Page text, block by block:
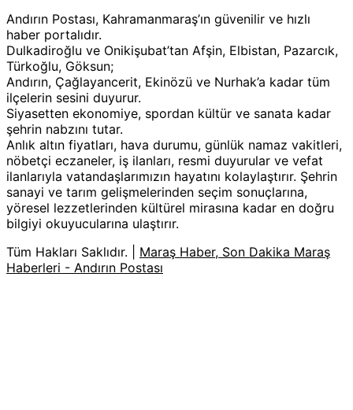
Andırın Postası, Kahramanmaraş’ın güvenilir ve hızlı
haber portalıdır.
Dulkadiroğlu ve Onikişubat’tan Afşin, Elbistan, Pazarcık,
Türkoğlu, Göksun;
Andırın, Çağlayancerit, Ekinözü ve Nurhak’a kadar tüm
ilçelerin sesini duyurur.
Siyasetten ekonomiye, spordan kültür ve sanata kadar
şehrin nabzını tutar.
Anlık altın fiyatları, hava durumu, günlük namaz vakitleri,
nöbetçi eczaneler, iş ilanları, resmi duyurular ve vefat
ilanlarıyla vatandaşlarımızın hayatını kolaylaştırır. Şehrin
sanayi ve tarım gelişmelerinden seçim sonuçlarına,
yöresel lezzetlerinden kültürel mirasına kadar en doğru
bilgiyi okuyucularına ulaştırır.
Tüm Hakları Saklıdır. | Maraş Haber, Son Dakika Maraş
Haberleri - Andırın Postası